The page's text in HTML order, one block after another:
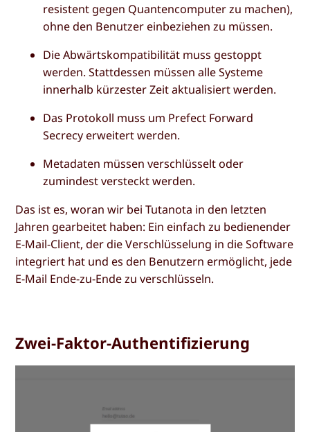
resistent gegen Quantencomputer zu machen),
ohne den Benutzer einbeziehen zu müssen.
Die Abwärtskompatibilität muss gestoppt
werden. Stattdessen müssen alle Systeme
innerhalb kürzester Zeit aktualisiert werden.
Das Protokoll muss um Prefect Forward
Secrecy erweitert werden.
Metadaten müssen verschlüsselt oder
zumindest versteckt werden.
Das ist es, woran wir bei Tutanota in den letzten
Jahren gearbeitet haben: Ein einfach zu bedienender
E-Mail-Client, der die Verschlüsselung in die Software
integriert hat und es den Benutzern ermöglicht, jede
E-Mail Ende-zu-Ende zu verschlüsseln.
Zwei-Faktor-Authentifizierung